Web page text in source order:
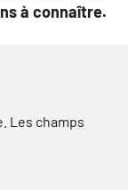
à connaître.
Les champs